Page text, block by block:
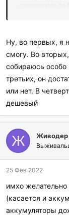
светодиодов
более мощного
устроенном
дойти до
Ну, во первых, я
смогу. Во
собираюсь
третьих, он
или нет. В
дешевый
Ж Живодер
25 Фев 2022
имхо
(касается и
аккумуляторы